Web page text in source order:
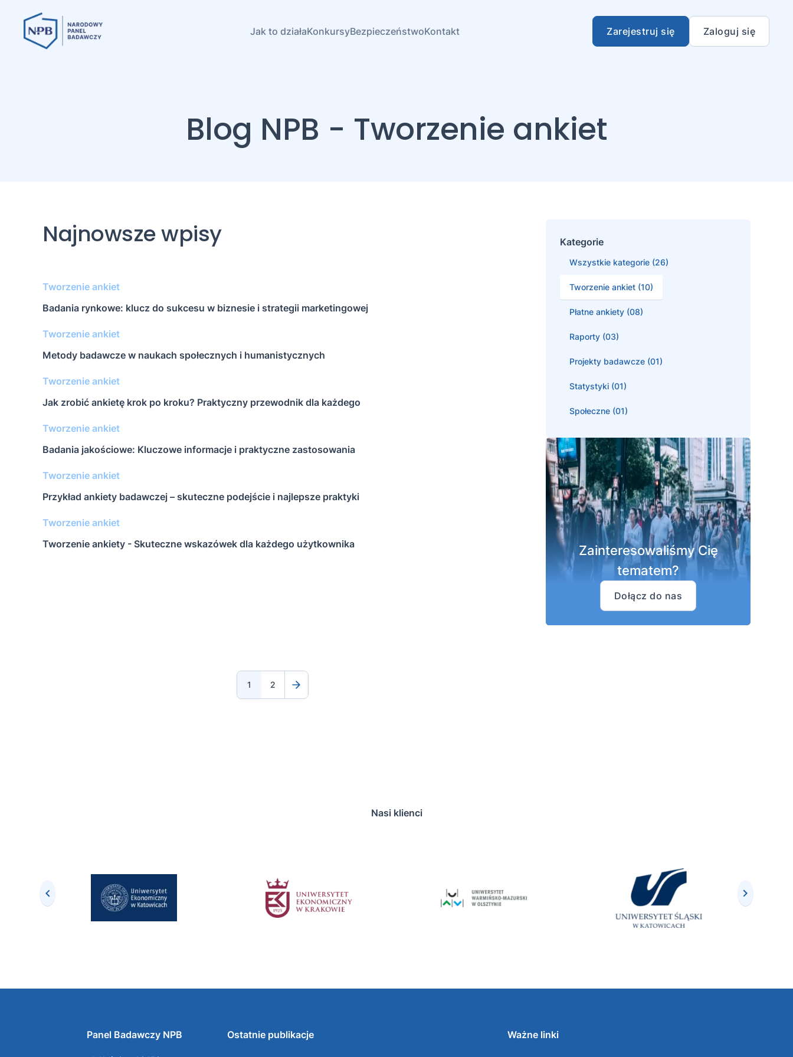
Jak to działaKonkursyBezpieczeństwoKontakt Zarejestruj się Zaloguj się
Blog NPB - Tworzenie ankiet
Najnowsze wpisy
Tworzenie ankiet
Badania rynkowe: klucz do sukcesu w biznesie i strategii marketingowej
Tworzenie ankiet
Metody badawcze w naukach społecznych i humanistycznych
Tworzenie ankiet
Jak zrobić ankietę krok po kroku? Praktyczny przewodnik dla każdego
Tworzenie ankiet
Badania jakościowe: Kluczowe informacje i praktyczne zastosowania
Tworzenie ankiet
Przykład ankiety badawczej – skuteczne podejście i najlepsze praktyki
Tworzenie ankiet
Tworzenie ankiety - Skuteczne wskazówek dla każdego użytkownika
1 2
Kategorie
Wszystkie kategorie (26)
Tworzenie ankiet (10)
Płatne ankiety (08)
Raporty (03)
Projekty badawcze (01)
Statystyki (01)
Społeczne (01)
Zainteresowaliśmy Cię
tematem?
Dołącz do nas
Nasi klienci
Panel Badawczy NPB Ostatnie publikacje Ważne linki